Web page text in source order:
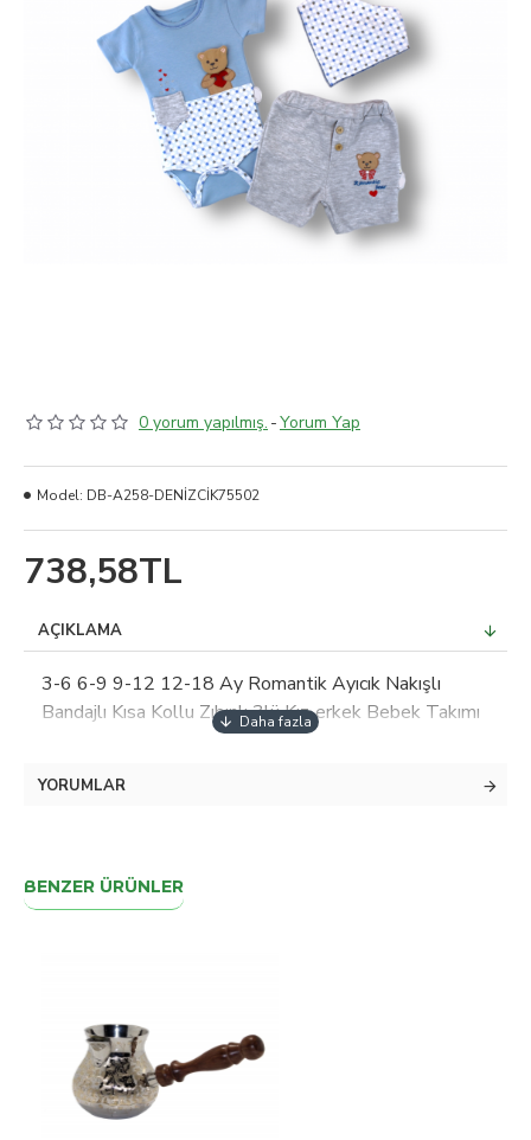
0 yorum yapılmış. -Yorum Yap
738,58TL
Model: DB-A258-DENİZCİK75502
AÇIKLAMA
3-6 6-9 9-12 12-18 Ay Romantik Ayıcık Nakışlı
Bandajlı Kısa Kollu Zıbınlı 3lü Kız-erkek Bebek Takımı
YORUMLAR
BENZER ÜRÜNLER